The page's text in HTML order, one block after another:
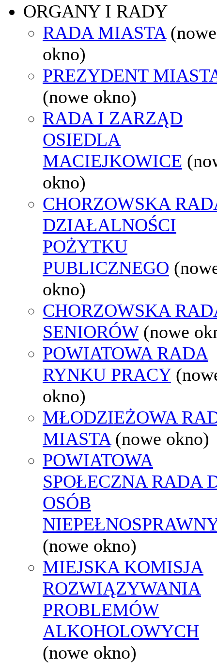
ORGANY I RADY
RADA MIASTA (nowe
okno)
PREZYDENT
(nowe okno)
RADA I ZARZĄD
OSIEDLA
MACIEJKOWICE
okno)
CHORZOWSKA
DZIAŁALNOŚCI
POŻYTKU
PUBLICZNEGO
okno)
CHORZOWSKA
SENIORÓW (nowe
POWIATOWA RADA
RYNKU PRACY
okno)
MŁODZIEŻOWA
MIASTA (nowe okno)
POWIATOWA
SPOŁECZNA RADA
OSÓB
(nowe okno)
MIEJSKA KOMISJA
ROZWIĄZYWANIA
PROBLEMÓW
ALKOHOLOWYCH
(nowe okno)